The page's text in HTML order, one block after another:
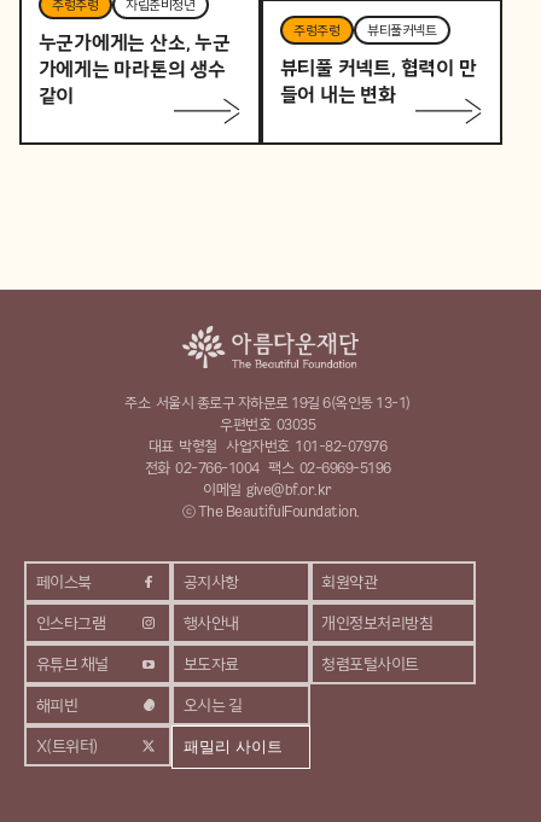
주렁주렁 자립준비청년
누군가에게는 산소, 누군
가에게는 마라톤의 생수
같이
주렁주렁 뷰티풀커넥트
뷰티풀 커넥트, 협력이 만
들어 내는 변화
페이스북
인스타그램
유튜브 채널
해피빈
X(트위터)
공지사항
행사안내
보도자료
오시는 길
회원약관
개인정보처리방침
청렴포털사이트
주소 서울시 종로구 자하문로 19길 6(옥인동 13-1)
우편번호 03035
대표 박형철 사업자번호 101-82-07976
전화 02-766-1004 팩스 02-6969-5196
이메일 give@bf.or.kr
ⓒ The BeautifulFoundation.